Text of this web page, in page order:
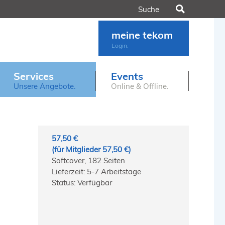
Services
Unsere Angebote.
Events
Online & Offline.
meine tekom
Login.
57,50 €
(für Mitglieder 57,50 €)
Softcover, 182 Seiten
Lieferzeit: 5-7 Arbeitstage
Status: Verfügbar